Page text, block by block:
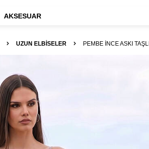
AKSESUAR
UZUN ELBISELER PEMBE İNCE ASKI